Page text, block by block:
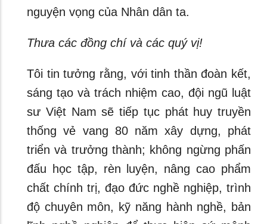
nguyện vọng của Nhân dân ta.
Thưa các đồng chí và các quý vị!
Tôi tin tưởng rằng, với tinh thần đoàn kết,
sáng tạo và trách nhiệm cao, đội ngũ luật
sư Việt Nam sẽ tiếp tục phát huy truyền
thống vẻ vang 80 năm xây dựng, phát
triển và trưởng thành; không ngừng phấn
đấu học tập, rèn luyện, nâng cao phẩm
chất chính trị, đạo đức nghề nghiệp, trình
độ chuyên môn, kỹ năng hành nghề, bản